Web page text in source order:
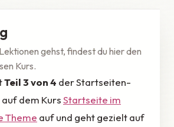
gehst, findest du hier den
Kurs.
Teil 3 von 4 der Startseiten-
dem KursStartseite im
Theme auf und geht gezielt auf